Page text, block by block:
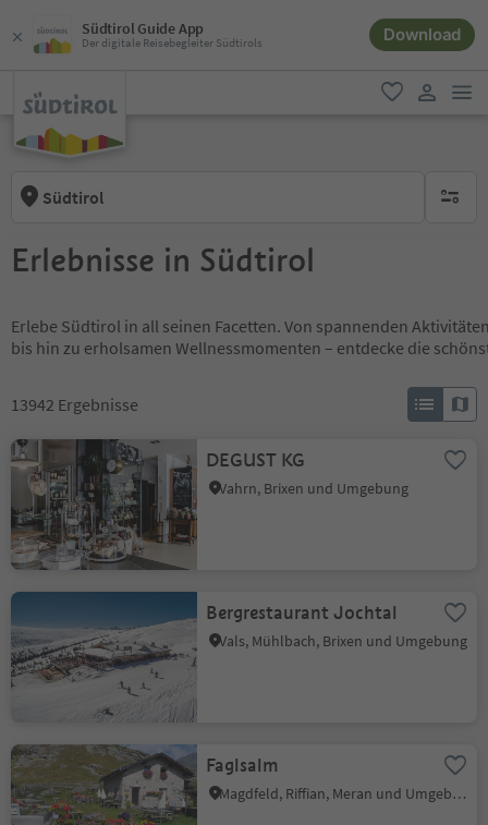
Südtirol Guide App
Der digitale Reisebegleiter Südtirols Download
favorit
Südtirol keine
Erlebnisse in Südtirol
Erlebe Südtirol in all seinen Facetten. Von spannenden
bis hin zu erholsamen Wellnessmomenten – entdecke die
13942 Ergebnisse
DEGUST KG
Vahrn, Brixen und Umgebung
Bergrestaurant Jochtal
Vals, Mühlbach, Brixen und Umgebung
Faglsalm
Magdfeld, Riffian, Meran und Umgebung